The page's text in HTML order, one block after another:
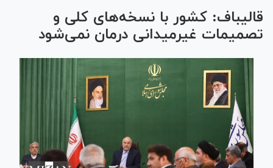
قالیباف: کشور با نسخه‌های کلی و
تصمیمات غیرمیدانی درمان نمی‌شود